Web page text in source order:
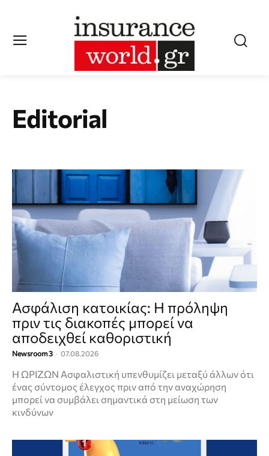
Editorial
Ασφάλιση κατοικίας: Η πρόληψη
πριν τις διακοπές μπορεί να
αποδειχθεί καθοριστική
Newsroom 3 - 07.08.2026
Η ΩΡΙΖΩΝ Ασφαλιστική υπενθυμίζει μεταξύ άλλων ότι
ένας σύντομος έλεγχος πριν από την αναχώρηση
μπορεί να συμβάλει σημαντικά στη μείωση των
κινδύνων